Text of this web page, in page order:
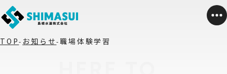
TOP お知らせ 職場体験学習